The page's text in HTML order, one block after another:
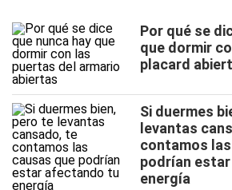
Por qué se
que dormir
placard
Si duermes
levantas
contamos
podrían
energía